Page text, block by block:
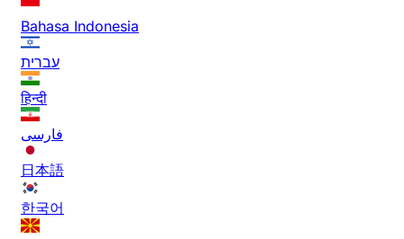
Bahasa Indonesia
עברית
हिन्दी
فارسی
日本語
한국어